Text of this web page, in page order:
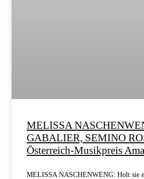
MELISSA
GABALIER, SEMINO
Österreich-Musikpreis
MELISSA NASCHENWENG: Holt sie